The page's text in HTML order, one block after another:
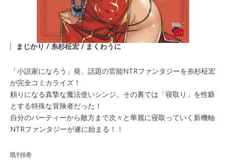
まじかり / 糸杉柾宏 / まくわうに
「小説家になろう」発、話題の官能NTRファンタジーを糸杉柾宏
が完全コミカライズ！
頼りになる真摯な魔法使いシンジ。その裏では「寝取り」を性癖
とする特殊な冒険者だった！
自分のパーティーから敵方まで次々と華麗に寝取っていく新機軸
NTRファンタジーが遂に始まる！！
既刊8巻